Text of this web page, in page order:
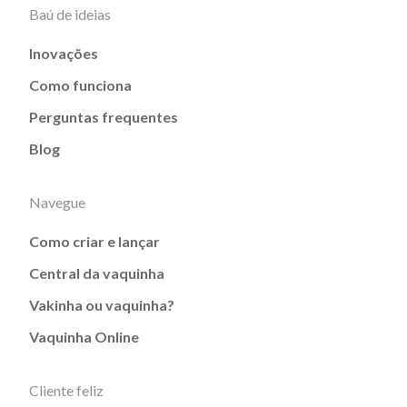
Baú de ideias
Inovações
Como funciona
Perguntas frequentes
Blog
Navegue
Como criar e lançar
Central da vaquinha
Vakinha ou vaquinha?
Vaquinha Online
Cliente feliz